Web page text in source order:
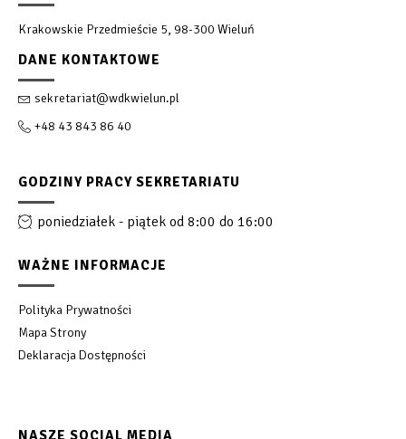
Krakowskie Przedmieście 5, 98-300 Wieluń
DANE KONTAKTOWE
sekretariat@wdkwielun.pl
+48 43 843 86 40
GODZINY PRACY SEKRETARIATU
poniedziałek - piątek od 8:00 do 16:00
WAŻNE INFORMACJE
Polityka Prywatności
Mapa Strony
Deklaracja Dostępności